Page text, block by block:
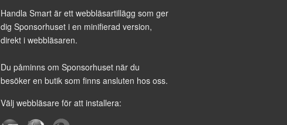
Handla Smart är ett webbläsartillägg som ger
dig Sponsorhuset i en minifierad version,
direkt i webbläsaren.
Du påminns om Sponsorhuset när du
besöker en butik som finns ansluten hos oss.
Välj webbläsare för att installera: